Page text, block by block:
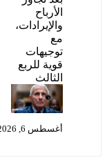
أغسطس 6, 2026